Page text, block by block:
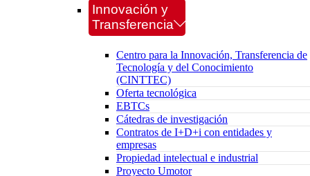
Innovación y
Transferencia
Centro para la Innovación, Transferencia de
Tecnología y del Conocimiento
(CINTTEC)
Oferta tecnológica
EBTCs
Cátedras de investigación
Contratos de I+D+i con entidades y
empresas
Propiedad intelectual e industrial
Proyecto Umotor